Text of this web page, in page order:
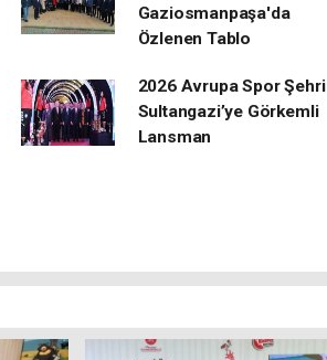
Gaziosmanpaşa'da
Özlenen Tablo
2026 Avrupa Spor Şehri
Sultangazi’ye Görkemli
Lansman